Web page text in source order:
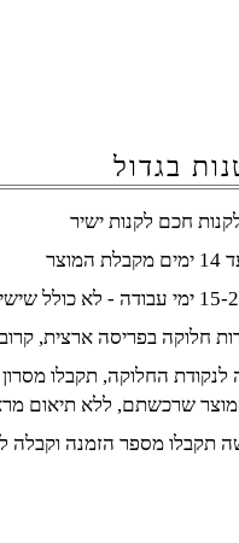
בגדול
חכם לקנות ישיר
חלוקה בפריסה ארצית,
לנקודת החלוקה, תקבלו
שרכשתם, ללא תיאום
תקבלו מספר הזמנה וקבלה